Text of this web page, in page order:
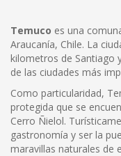
Temuco es una
Araucanía, Chile. La
kilometros de Santiago
de las ciudades más
Como particularidad,
protegida que se
Cerro Ñielol.
gastronomía y ser la
maravillas naturales de